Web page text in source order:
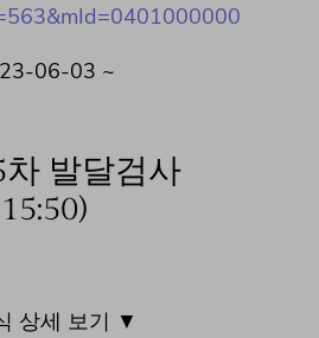
06-03 ~
차 발달검사
상세 보기 ▼